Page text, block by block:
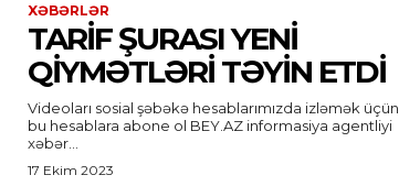
XƏBƏRLƏR
TARIF ŞURASI YENI
QIYMƏTLƏRI TƏYIN ETDI
Videoları sosial şəbəkə hesablarımızda izləmək üçün
bu hesablara abone ol BEY.AZ informasiya agentliyi
xəbər...
17 Ekim 2023